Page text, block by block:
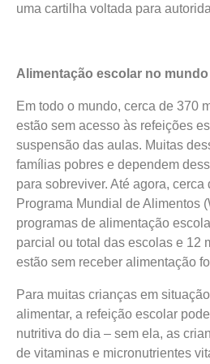
uma cartilha voltada para
Alimentação escolar no mundo
Em todo o mundo, cerca de 370
estão sem acesso às refeições
suspensão das aulas. Muitas
famílias pobres e dependem
para sobreviver. Até agora,
Programa Mundial de Alimentos
programas de alimentação
parcial ou total das escolas e 12
estão sem receber alimentação
Para muitas crianças em
alimentar, a refeição escolar
nutritiva do dia – sem ela, as
de vitaminas e micronutrientes